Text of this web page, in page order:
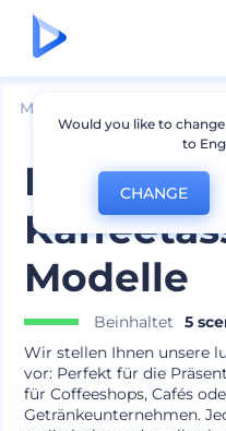
Mockups
Lustige
Modelle
Beinhaltet
5
Wir stellen Ihnen unsere
vor: Perfekt für die
für Coffeeshops, Cafés
Getränkeunternehmen.
Would you like to
to
CHANGE